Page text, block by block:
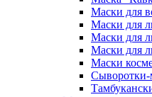
Маски для
Маски для
Маски для
Маски для
Маски
Сыворотки-